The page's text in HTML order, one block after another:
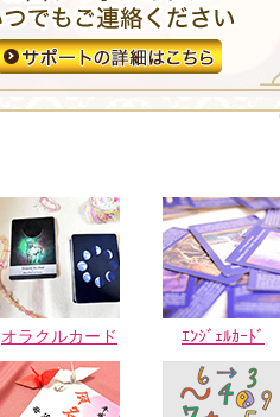
オラクルカード ｴﾝｼﾞｪﾙｶｰﾄﾞ